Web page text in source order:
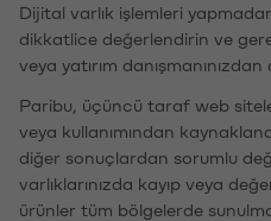
Dijital varlık işlemleri
dikkatlice değerlendirin ve
veya yatırım danışmanınızdan
Paribu, üçüncü taraf web
veya kullanımından
diğer sonuçlardan sorumlu
varlıklarınızda kayıp veya
ürünler tüm bölgelerde